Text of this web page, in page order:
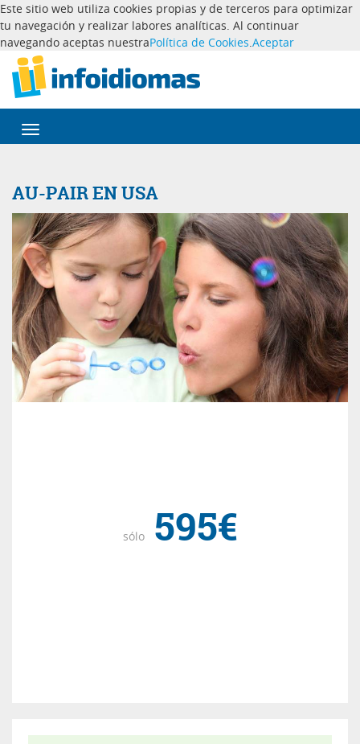
Este sitio web utiliza cookies propias y de terceros para optimizar
tu navegación y realizar labores analíticas. Al continuar
navegando aceptas nuestraPolítica de Cookies.Aceptar
Desplegar
navegación
AU-PAIR EN USA
sólo595€